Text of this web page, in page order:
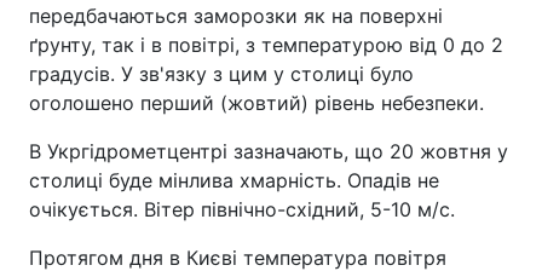
передбачаються заморозки як на поверхні
ґрунту, так і в повітрі, з температурою від 0 до 2
градусів. У зв'язку з цим у столиці було
оголошено перший (жовтий) рівень небезпеки.
В Укргідрометцентрі зазначають, що 20 жовтня у
столиці буде мінлива хмарність. Опадів не
очікується. Вітер північно-східний, 5-10 м/с.
Протягом дня в Києві температура повітря